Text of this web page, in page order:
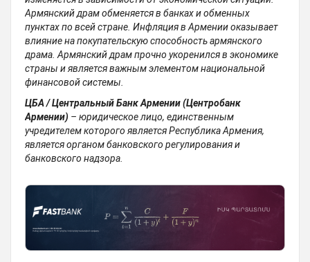
Армянский драм обменяется в банках и обменных
пунктах по всей стране. Инфляция в Армении оказывает
влияние на покупательскую способность армянского
драма. Армянский драм прочно укоренился в экономике
страны и является важным элементом национальной
финансовой системы.
ЦБА / Центральный Банк Армении (Центробанк
Армении) – юридическое лицо, единственным
учредителем которого является Республика Армения,
является органом банковского регулирования и
банковского надзора.